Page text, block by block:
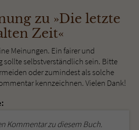
zu »Die letzte
Zeit«
Meinungen. Ein fairer und
sollte selbstverständlich sein. Bitte
oder zumindest als solche
kennzeichnen. Vielen Dank!
Kommentar zu diesem Buch.